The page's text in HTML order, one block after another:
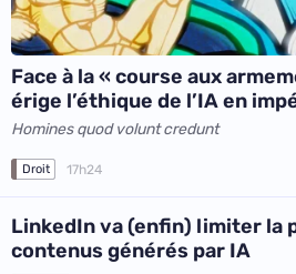
Face à la « course aux
érige l’éthique de l’IA en
Homines quod volunt credunt
Droit 17h24
LinkedIn va (enfin) limiter la
contenus générés par IA